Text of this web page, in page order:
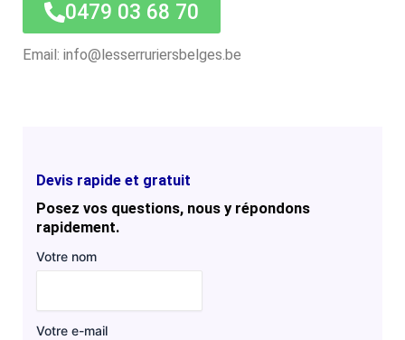
0479 03 68 70
Email: info@lesserruriersbelges.be
Devis rapide et gratuit
Posez vos questions, nous y répondons
rapidement.
Votre nom
Votre e-mail